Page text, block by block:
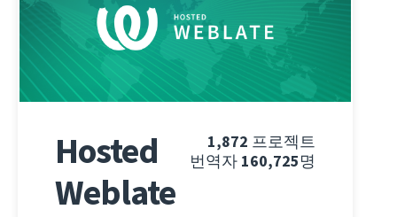
1,872 프로젝트
번역자 160,725명
Hosted
Weblate